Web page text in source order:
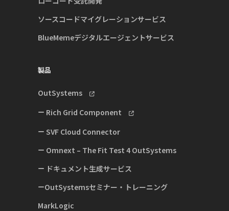
ソースコードマイグレーションサービス
BlueMemeデジタルエージェントサービス
製品
OutSystems
Rich Grid Component
SVF Cloud Connector
Omnext – The Fit Test 4 OutSystems
ドキュメント生成サービス
OutSystemsセミナー・トレーニング
MarkLogic